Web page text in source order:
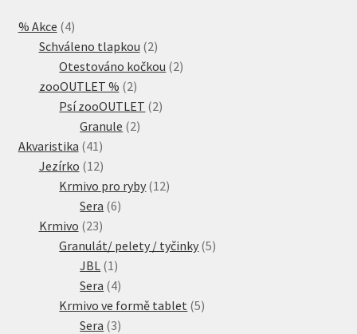
% Akce 44
produkty
Schváleno tlapkou 22
produkty
Otestováno kočkou 22
zooOUTLET % 22
produkty
Psí zooOUTLET 22
Granule 22
Akvaristika 41 41
produktů
Jezírko 1212
produktů
Krmivo pro ryby 1212
Sera 66
Krmivo 2323
produktů
Granulát/ pelety / tyčinky 55
JBL 1 1
produkt
Sera 44
produkty
Krmivo ve formě tablet 55
Sera 33